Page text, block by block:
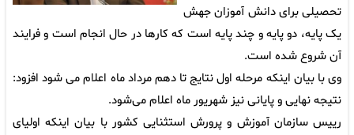
تحصیلی برای دانش آموزان جهش
یک پایه، دو پایه و چند پایه است که کارها در حال انجام است و فرایند
آن شروع شده است.
وی با بیان اینکه مرحله اول نتایج تا دهم مرداد ماه اعلام می شود افزود:
نتیجه نهایی و پایانی نیز شهریور ماه اعلام می‌شود.
رییس سازمان آموزش و پرورش استثنایی کشور با بیان اینکه اولیای